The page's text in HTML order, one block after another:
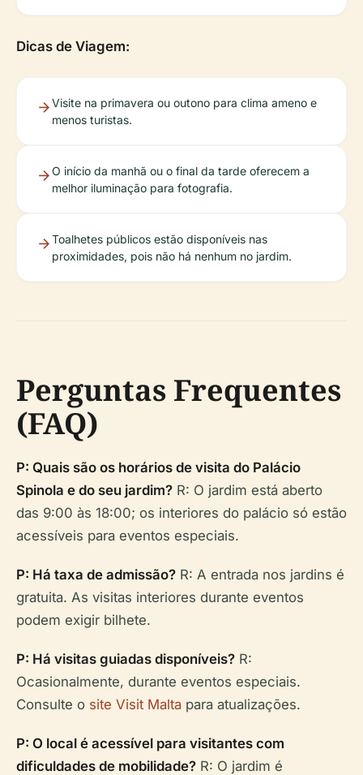
Dicas de Viagem:
Visite na primavera ou outono para clima ameno e
menos turistas.
O início da manhã ou o final da tarde oferecem a
melhor iluminação para fotografia.
Toalhetes públicos estão disponíveis nas
proximidades, pois não há nenhum no jardim.
Perguntas Frequentes
(FAQ)
P: Quais são os horários de visita do Palácio
Spinola e do seu jardim? R: O jardim está aberto
das 9:00 às 18:00; os interiores do palácio só estão
acessíveis para eventos especiais.
P: Há taxa de admissão? R: A entrada nos jardins é
gratuita. As visitas interiores durante eventos
podem exigir bilhete.
P: Há visitas guiadas disponíveis? R:
Ocasionalmente, durante eventos especiais.
Consulte o site Visit Malta para atualizações.
P: O local é acessível para visitantes com
dificuldades de mobilidade? R: O jardim é